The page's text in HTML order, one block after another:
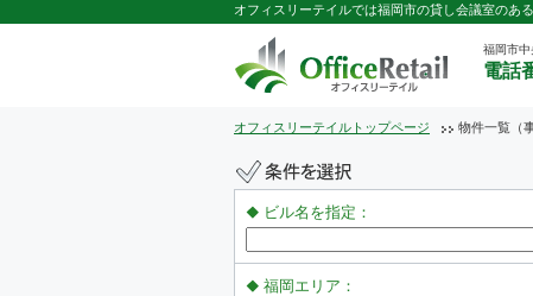
オフィスリーテイルでは福岡市の貸し会議室のあ
福岡市
電話
オフィスリーテイルトップページ 物件一覧（
ビル名を指定：
福岡エリア：